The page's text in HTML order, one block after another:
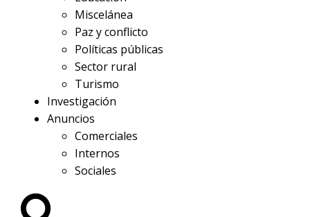
Miscelánea
Paz y conflicto
Políticas públicas
Sector rural
Turismo
Investigación
Anuncios
Comerciales
Internos
Sociales
Buscar: